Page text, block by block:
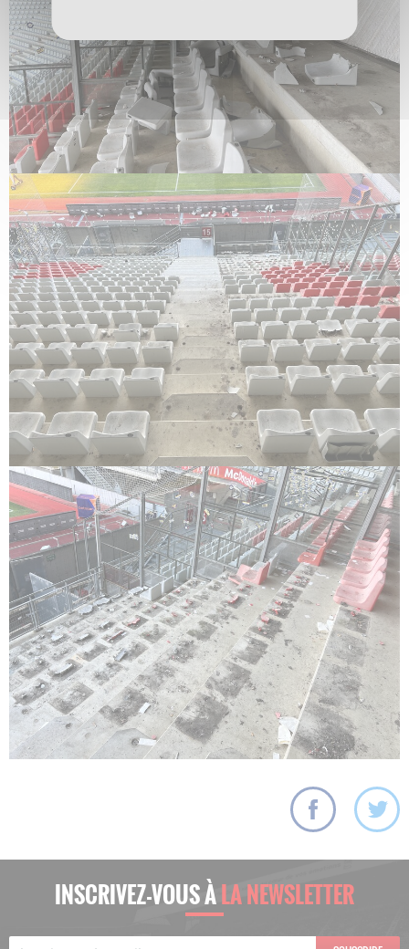
INSCRIVEZ-VOUS ÀLA NEWSLETTER